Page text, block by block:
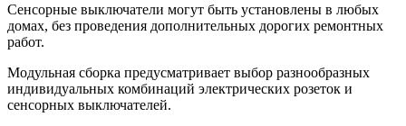
Сенсорные выключатели могут быть установлены в любых
домах, без проведения дополнительных дорогих ремонтных
работ.
Модульная сборка предусматривает выбор разнообразных
индивидуальных комбинаций электрических розеток и
сенсорных выключателей.